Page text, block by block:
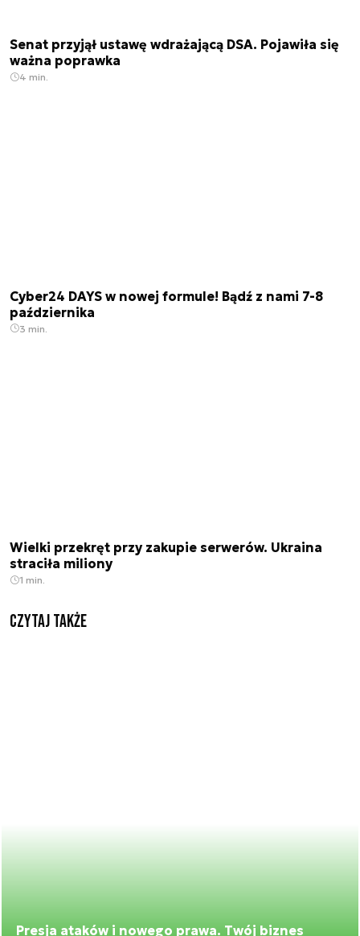
Senat przyjął ustawę wdrażającą DSA. Pojawiła się
ważna poprawka
4 min.
Cyber24 DAYS w nowej formule! Bądź z nami 7-8
października
3 min.
Wielki przekręt przy zakupie serwerów. Ukraina
straciła miliony
1 min.
Czytaj także
Presja ataków i nowego prawa. Twój biznes